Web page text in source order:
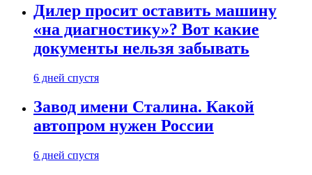
Дилер просит оставить машину
«на диагностику»? Вот какие
документы нельзя забывать
6 дней спустя
Завод имени Сталина. Какой
автопром нужен России
6 дней спустя